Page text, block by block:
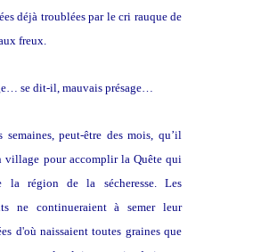
déjà troublées par le cri rauque de
freux.
se dit-il, mauvais présage…
semaines, peut-être des mois, qu’il
village pour accomplir la Quête qui
la région de la sécheresse. Les
ne continueraient à semer leur
d'où naissaient toutes graines que